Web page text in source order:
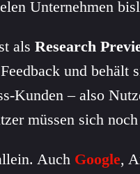
Unternehmen
als Research
und behält
Kunden – also
müssen sich
Auch Google,